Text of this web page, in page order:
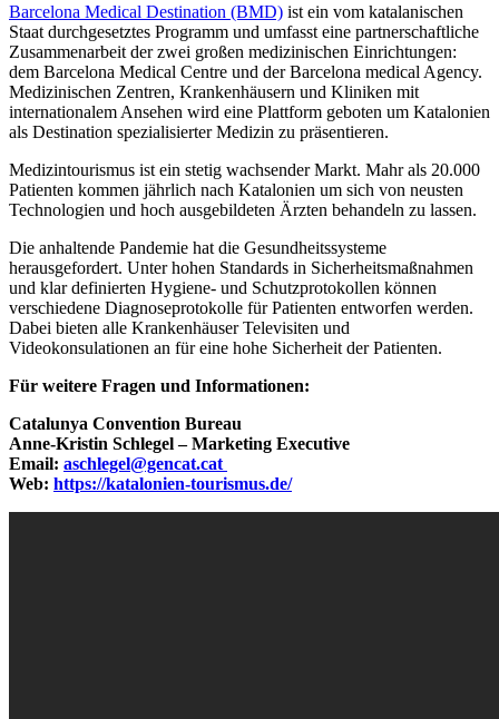
Barcelona Medical Destination (BMD) ist ein vom katalanischen
Staat durchgesetztes Programm und umfasst eine partnerschaftliche
Zusammenarbeit der zwei großen medizinischen Einrichtungen:
dem Barcelona Medical Centre und der Barcelona medical Agency.
Medizinischen Zentren, Krankenhäusern und Kliniken mit
internationalem Ansehen wird eine Plattform geboten um Katalonien
als Destination spezialisierter Medizin zu präsentieren.
Medizintourismus ist ein stetig wachsender Markt. Mahr als 20.000
Patienten kommen jährlich nach Katalonien um sich von neusten
Technologien und hoch ausgebildeten Ärzten behandeln zu lassen.
Die anhaltende Pandemie hat die Gesundheitssysteme
herausgefordert. Unter hohen Standards in Sicherheitsmaßnahmen
und klar definierten Hygiene- und Schutzprotokollen können
verschiedene Diagnoseprotokolle für Patienten entworfen werden.
Dabei bieten alle Krankenhäuser Televisiten und
Videokonsulationen an für eine hohe Sicherheit der Patienten.
Für weitere Fragen und Informationen:
Catalunya Convention Bureau
Anne-Kristin Schlegel – Marketing Executive
Email: aschlegel@gencat.cat
Web: https://katalonien-tourismus.de/